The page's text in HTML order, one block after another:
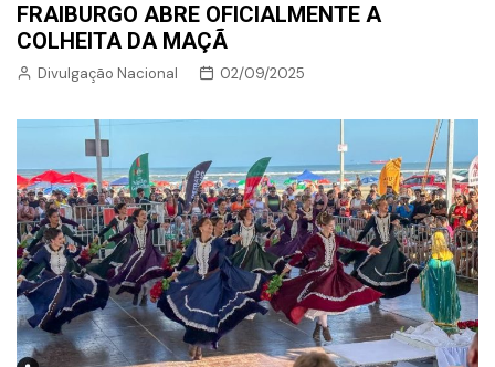
FRAIBURGO ABRE OFICIALMENTE A
COLHEITA DA MAÇÃ
Divulgação Nacional 02/09/2025